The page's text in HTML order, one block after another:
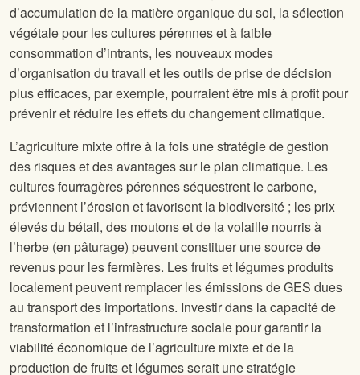
d’accumulation de la matière organique du sol, la sélection
végétale pour les cultures pérennes et à faible
consommation d’intrants, les nouveaux modes
d’organisation du travail et les outils de prise de décision
plus efficaces, par exemple, pourraient être mis à profit pour
prévenir et réduire les effets du changement climatique.
L’agriculture mixte offre à la fois une stratégie de gestion
des risques et des avantages sur le plan climatique. Les
cultures fourragères pérennes séquestrent le carbone,
préviennent l’érosion et favorisent la biodiversité ; les prix
élevés du bétail, des moutons et de la volaille nourris à
l’herbe (en pâturage) peuvent constituer une source de
revenus pour les fermières. Les fruits et légumes produits
localement peuvent remplacer les émissions de GES dues
au transport des importations. Investir dans la capacité de
transformation et l’infrastructure sociale pour garantir la
viabilité économique de l’agriculture mixte et de la
production de fruits et légumes serait une stratégie